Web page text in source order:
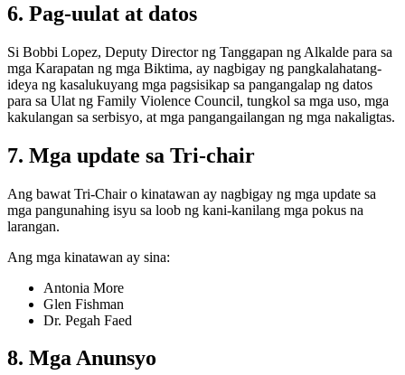
6. Pag-uulat at datos
Si Bobbi Lopez, Deputy Director ng Tanggapan ng Alkalde para sa
mga Karapatan ng mga Biktima, ay nagbigay ng pangkalahatang-
ideya ng kasalukuyang mga pagsisikap sa pangangalap ng datos
para sa Ulat ng Family Violence Council, tungkol sa mga uso, mga
kakulangan sa serbisyo, at mga pangangailangan ng mga nakaligtas.
7. Mga update sa Tri-chair
Ang bawat Tri-Chair o kinatawan ay nagbigay ng mga update sa
mga pangunahing isyu sa loob ng kani-kanilang mga pokus na
larangan.
Ang mga kinatawan ay sina:
Antonia More
Glen Fishman
Dr. Pegah Faed
8. Mga Anunsyo